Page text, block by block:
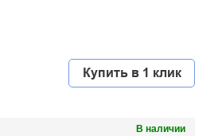
Купить в 1 клик
В наличии